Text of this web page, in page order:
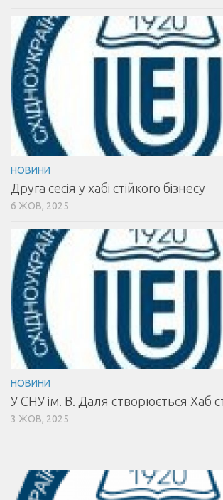
НОВИНИ
Друга сесія у хабі стійкого бізнесу
6 ЖОВ, 2025
НОВИНИ
У СНУ ім. В. Даля створюється Хаб
3 ЖОВ, 2025